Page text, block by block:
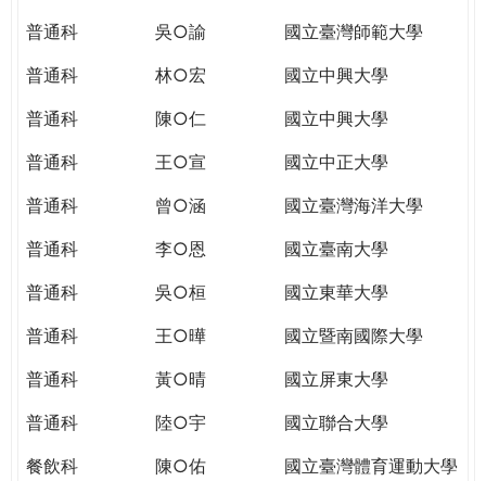
民。
TODAY
WORLD
TOMORROW
YOU
THE
PATH
GLOBAL
普通科
吳○諭
國立臺灣師範大學
普通科
林○宏
國立中興大學
普通科
陳○仁
國立中興大學
普通科
王○宣
國立中正大學
普通科
曾○涵
國立臺灣海洋大學
普通科
李○恩
國立臺南大學
普通科
吳○桓
國立東華大學
普通科
王○曄
國立暨南國際大學
普通科
黃○晴
國立屏東大學
普通科
陸○宇
國立聯合大學
餐飲科
陳○佑
國立臺灣體育運動大學